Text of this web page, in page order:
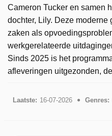
Cameron Tucker en samen
dochter, Lily. Deze
zaken als
werkgerelateerde
Sinds 2025 is het
afleveringen uitgezonden,
Laatste: 16-07-2026 Genres: